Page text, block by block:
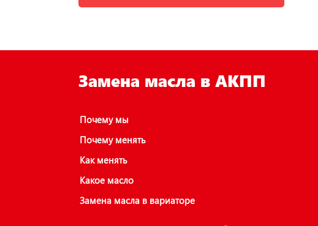
Замена масла в АКПП
Почему мы
Почему менять
Как менять
Какое масло
Замена масла в вариаторе